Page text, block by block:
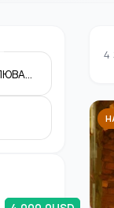
СВЕННІ КУРЧИ РЕВЕЛЮВАННЯ ТА БІБЛІЧНІ ТУРИ
4